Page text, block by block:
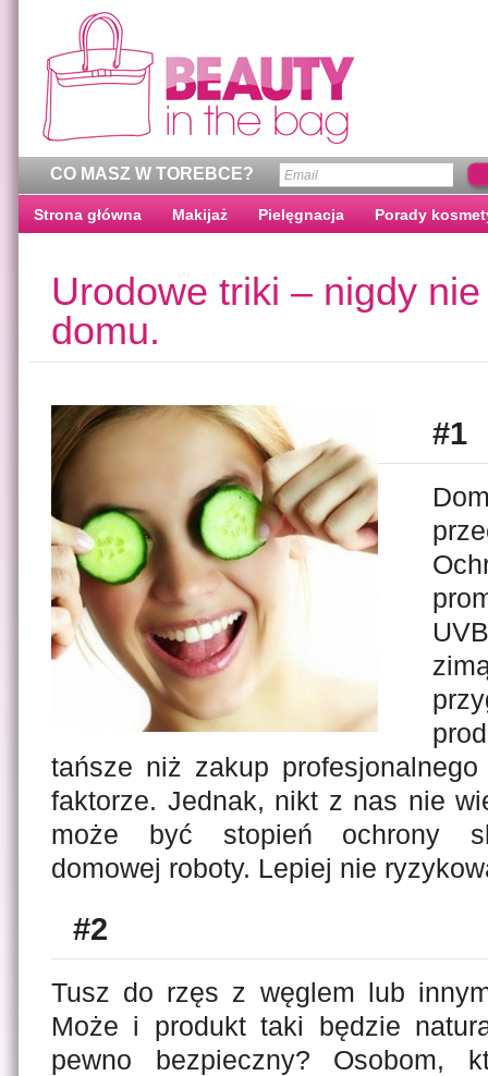
CO MASZ W TOREBCE?
Strona główna Makijaż Pielęgnacja Porady
Urodowe triki – nigdy
domu.
#1
tańsze niż zakup
faktorze. Jednak, nikt z nas nie
może być stopień ochrony
domowej roboty. Lepiej nie
#2
Tusz do rzęs z węglem lub
Może i produkt taki będzie
pewno bezpieczny? Osobom,